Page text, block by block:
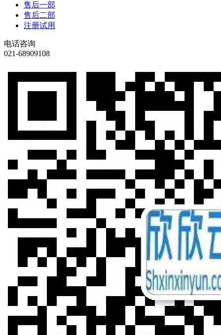
售后一部
售后二部
注册试用
电话咨询
021-68909108